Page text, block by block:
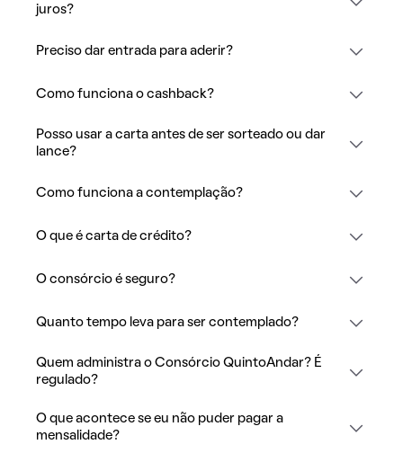
juros?
Preciso dar entrada para aderir?
Como funciona o cashback?
Posso usar a carta antes de ser sorteado ou dar
lance?
Como funciona a contemplação?
O que é carta de crédito?
O consórcio é seguro?
Quanto tempo leva para ser contemplado?
Quem administra o Consórcio QuintoAndar? É
regulado?
O que acontece se eu não puder pagar a
mensalidade?